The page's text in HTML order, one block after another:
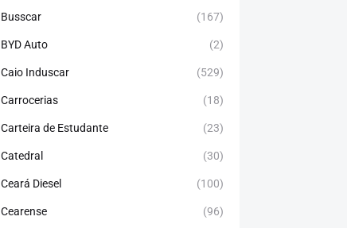
Busscar (167)
BYD Auto (2)
Caio Induscar (529)
Carrocerias (18)
Carteira de Estudante (23)
Catedral (30)
Ceará Diesel (100)
Cearense (96)